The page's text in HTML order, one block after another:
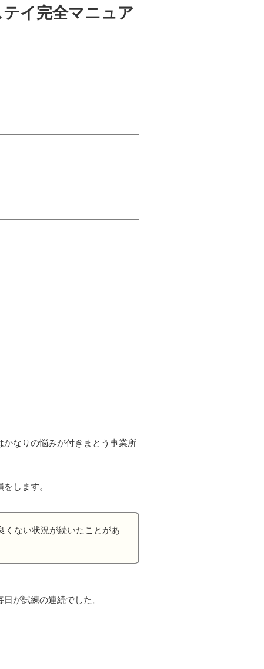
イ完全マニュア
なりの悩みが付きまとう事業所
します。
くない状況が続いたことがあ
が試練の連続でした。